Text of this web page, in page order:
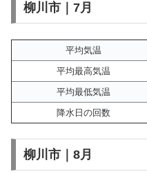
柳川市｜7月
平均気温
平均最高気温
平均最低気温
降水日の回数
柳川市｜8月